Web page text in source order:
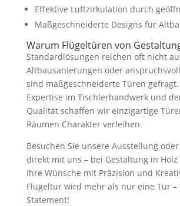
Effektive Luftzirkulation durch
Maßgeschneiderte Designs für
Warum Flügeltüren von
Standardlösungen reichen oft nicht
Altbausanierungen oder
sind maßgeschneiderte Türen
Expertise im Tischlerhandwerk und
Qualität schaffen wir einzigartige
Räumen Charakter verleihen.
Besuchen Sie unsere Ausstellung
direkt mit uns – bei Gestaltung in
Ihre Wünsche mit Präzision und
Flügeltür wird mehr als nur eine Tür –
Statement!